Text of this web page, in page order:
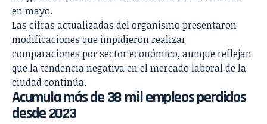
en mayo.
Las cifras actualizadas del organismo presentaron
modificaciones que impidieron realizar
comparaciones por sector económico, aunque reflejan
que la tendencia negativa en el mercado laboral de la
ciudad continúa.
Acumula más de 38 mil empleos perdidos
desde 2023